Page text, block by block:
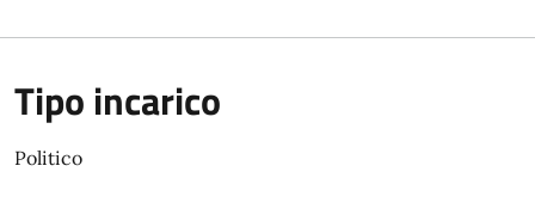
Tipo incarico
Politico